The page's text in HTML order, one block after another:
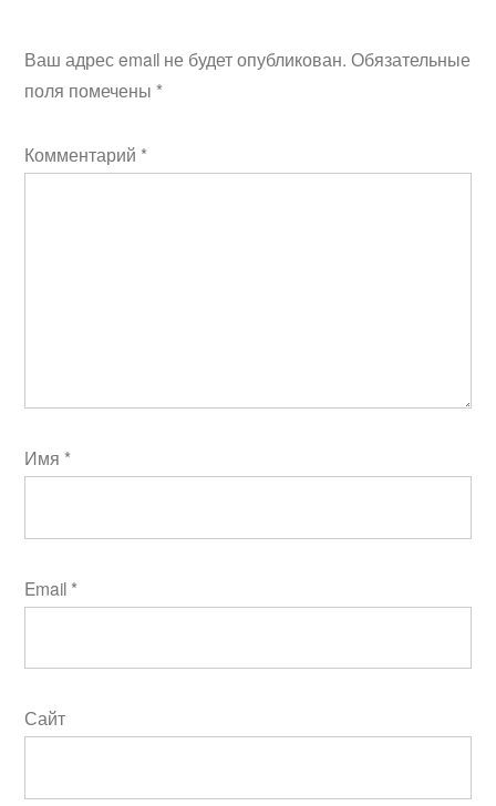
Ваш адрес email не будет опубликован. Обязательные
поля помечены *
Комментарий *
Имя *
Email *
Сайт